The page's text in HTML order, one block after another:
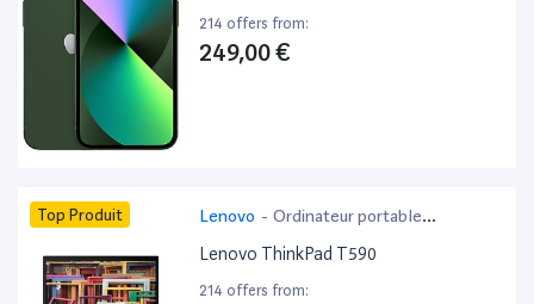
214 offers from:
249,00 €
Top Produit Lenovo - Ordinateur portable
bureautique
Lenovo ThinkPad T590
214 offers from: